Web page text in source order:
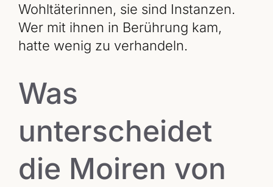
Wohltäterinnen, sie sind Instanzen.
Wer mit ihnen in Berührung kam,
hatte wenig zu verhandeln.
Was
unterscheidet
die Moiren von